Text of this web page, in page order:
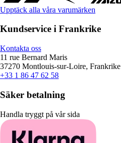
Upptäck alla våra varumärken
Kundservice i Frankrike
Kontakta oss
11 rue Bernard Maris
37270 Montlouis-sur-Loire, Frankrike
+33 1 86 47 62 58
Säker betalning
Handla tryggt på vår sida